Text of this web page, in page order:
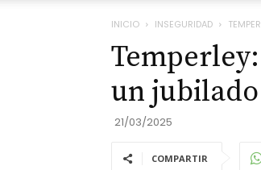
INICIO INSEGURIDAD
un jubilado
21/03/2025
COMPARTIR